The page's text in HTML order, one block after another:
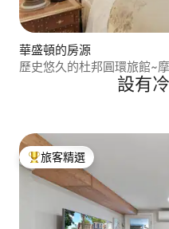
華盛頓的房源
歷史悠久的杜邦圓環旅館~
設有
旅客精選榜首
旅客精選